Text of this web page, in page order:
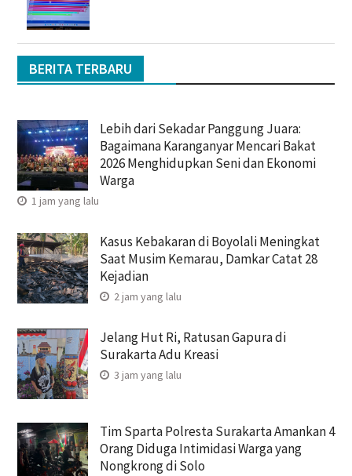
BERITA TERBARU
Lebih dari Sekadar Panggung Juara:
Bagaimana Karanganyar Mencari Bakat
2026 Menghidupkan Seni dan Ekonomi
Warga
1 jam yang lalu
Kasus Kebakaran di Boyolali Meningkat
Saat Musim Kemarau, Damkar Catat 28
Kejadian
2 jam yang lalu
Jelang Hut Ri, Ratusan Gapura di
Surakarta Adu Kreasi
3 jam yang lalu
Tim Sparta Polresta Surakarta Amankan 4
Orang Diduga Intimidasi Warga yang
Nongkrong di Solo